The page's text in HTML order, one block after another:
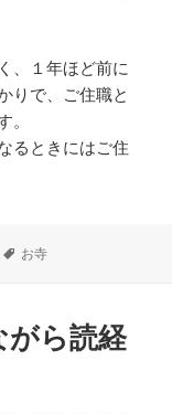
、１年ほど前に
りで、ご住職と
るときにはご住
タ
お寺
がら読経